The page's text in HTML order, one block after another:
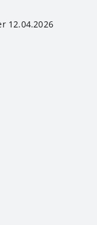
12.04.2026